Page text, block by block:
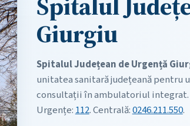
Giurgiu
Spitalul Județean de Urgență
unitatea sanitară județeană pentru
consultații în ambulatoriul integrat.
Urgențe: 112. Centrală:0246.211.550.